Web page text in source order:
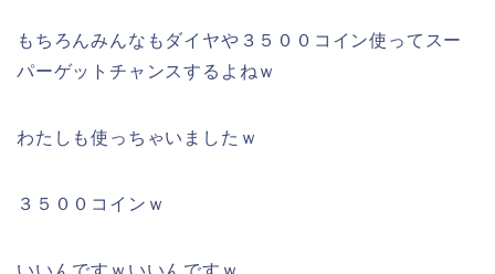
もちろんみんなもダイヤや３５００コイン使ってスー
パーゲットチャンスするよねｗ
わたしも使っちゃいましたｗ
３５００コインｗ
いいんですｗいいんですｗ